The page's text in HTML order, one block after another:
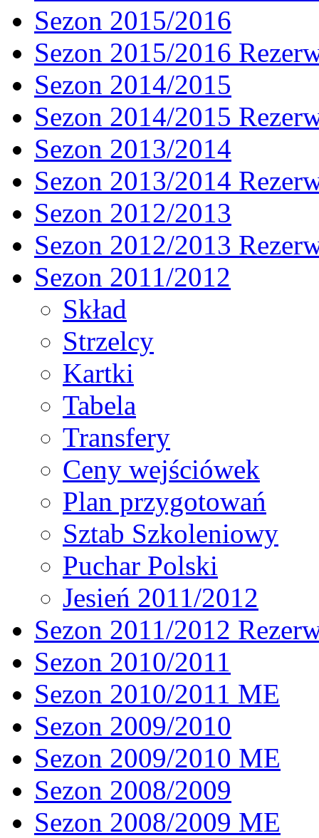
Sezon 2015/2016
Sezon 2015/2016
Sezon 2014/2015
Sezon 2014/2015
Sezon 2013/2014
Sezon 2013/2014
Sezon 2012/2013
Sezon 2012/2013
Sezon 2011/2012
Skład
Strzelcy
Kartki
Tabela
Transfery
Ceny wejściówek
Plan przygotowań
Sztab Szkoleniowy
Puchar Polski
Jesień 2011/2012
Sezon 2011/2012
Sezon 2010/2011
Sezon 2010/2011 ME
Sezon 2009/2010
Sezon 2009/2010 ME
Sezon 2008/2009
Sezon 2008/2009 ME